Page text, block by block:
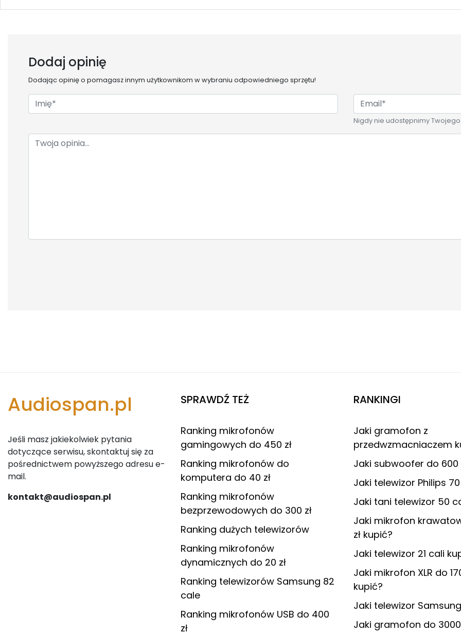
Dodaj opinię
Dodając opinię o pomagasz innym użytkownikom w wybraniu odpowiedniego sprzętu!
Nigdy nie udostępnimy
Audiospan.pl
Jeśli masz jakiekolwiek pytania
dotyczące serwisu, skontaktuj się za
pośrednictwem powyższego adresu e-
mail.
kontakt@audiospan.pl
SPRAWDŹ TEŻ
Ranking mikrofonów
gamingowych do 450 zł
Ranking mikrofonów do
komputera do 40 zł
Ranking mikrofonów
bezprzewodowych do 300 zł
Ranking dużych telewizorów
Ranking mikrofonów
dynamicznych do 20 zł
Ranking telewizorów Samsung 82
cale
Ranking mikrofonów USB do 400
zł
RANKINGI
Jaki gramofon z
przedwzmacniaczem
Jaki subwoofer do 600
Jaki telewizor Philips
Jaki tani telewizor 50
Jaki mikrofon
zł kupić?
Jaki telewizor 21 cali
Jaki mikrofon XLR do
kupić?
Jaki telewizor
Jaki gramofon do 3000